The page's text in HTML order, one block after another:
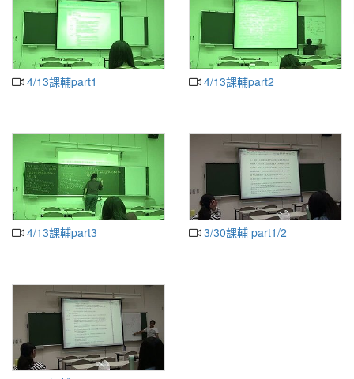
4/13課輔part1 4/13課輔part2
4/13課輔part3 3/30課輔 part1/2